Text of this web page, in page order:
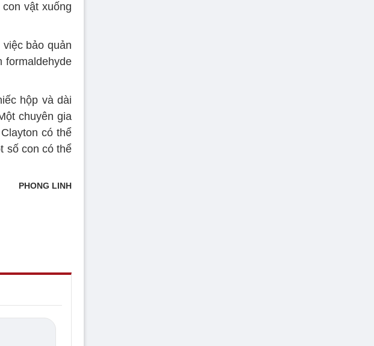
vật xuống
bảo quản
formaldehyde
hộp và dài
chuyên gia
có thể
số con có thể
PHONG LINH